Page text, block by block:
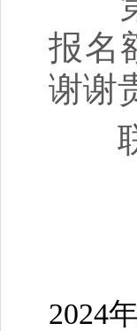
报名
谢谢
联
2024